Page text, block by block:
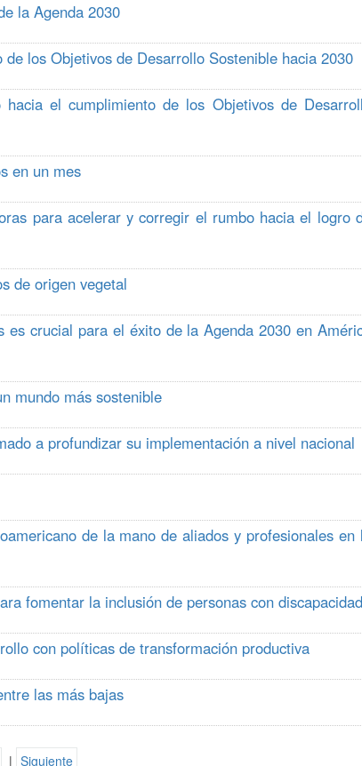
la Agenda 2030
los Objetivos de Desarrollo Sostenible hacia 2030
el cumplimiento de los Objetivos de
en un mes
para acelerar y corregir el rumbo hacia el logro
de origen vegetal
crucial para el éxito de la Agenda 2030 en
mundo más sostenible
a profundizar su implementación a nivel nacional
de la mano de aliados y profesionales en
fomentar la inclusión de personas con
con políticas de transformación productiva
las más bajas
| Siguiente